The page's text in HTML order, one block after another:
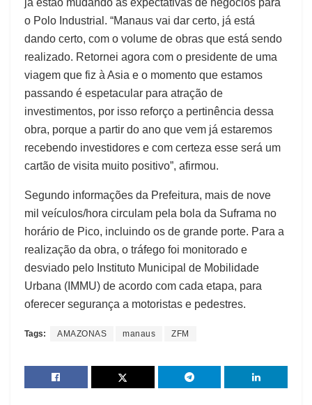
o Polo Industrial. “Manaus vai dar certo, já está
dando certo, com o volume de obras que está sendo
realizado. Retornei agora com o presidente de uma
viagem que fiz à Asia e o momento que estamos
passando é espetacular para atração de
investimentos, por isso reforço a pertinência dessa
obra, porque a partir do ano que vem já estaremos
recebendo investidores e com certeza esse será um
cartão de visita muito positivo”, afirmou.
Segundo informações da Prefeitura, mais de nove
mil veículos/hora circulam pela bola da Suframa no
horário de Pico, incluindo os de grande porte. Para a
realização da obra, o tráfego foi monitorado e
desviado pelo Instituto Municipal de Mobilidade
Urbana (IMMU) de acordo com cada etapa, para
oferecer segurança a motoristas e pedestres.
Tags: AMAZONAS manaus ZFM